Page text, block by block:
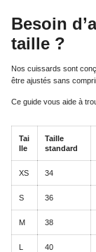
Besoin
taille ?
Nos cuissards sont
être ajustés sans
Ce guide vous aide à
Tai
lle
Taille
standard
XS 34
S 36
M 38
L 40